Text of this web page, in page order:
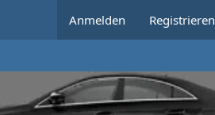
Anmelden Registrieren